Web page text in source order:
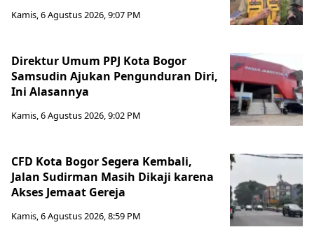
Kamis, 6 Agustus 2026, 9:07 PM
Direktur Umum PPJ Kota Bogor
Samsudin Ajukan Pengunduran Diri,
Ini Alasannya
Kamis, 6 Agustus 2026, 9:02 PM
CFD Kota Bogor Segera Kembali,
Jalan Sudirman Masih Dikaji karena
Akses Jemaat Gereja
Kamis, 6 Agustus 2026, 8:59 PM